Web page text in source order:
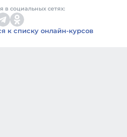
в социальных сетях:
к списку онлайн-курсов